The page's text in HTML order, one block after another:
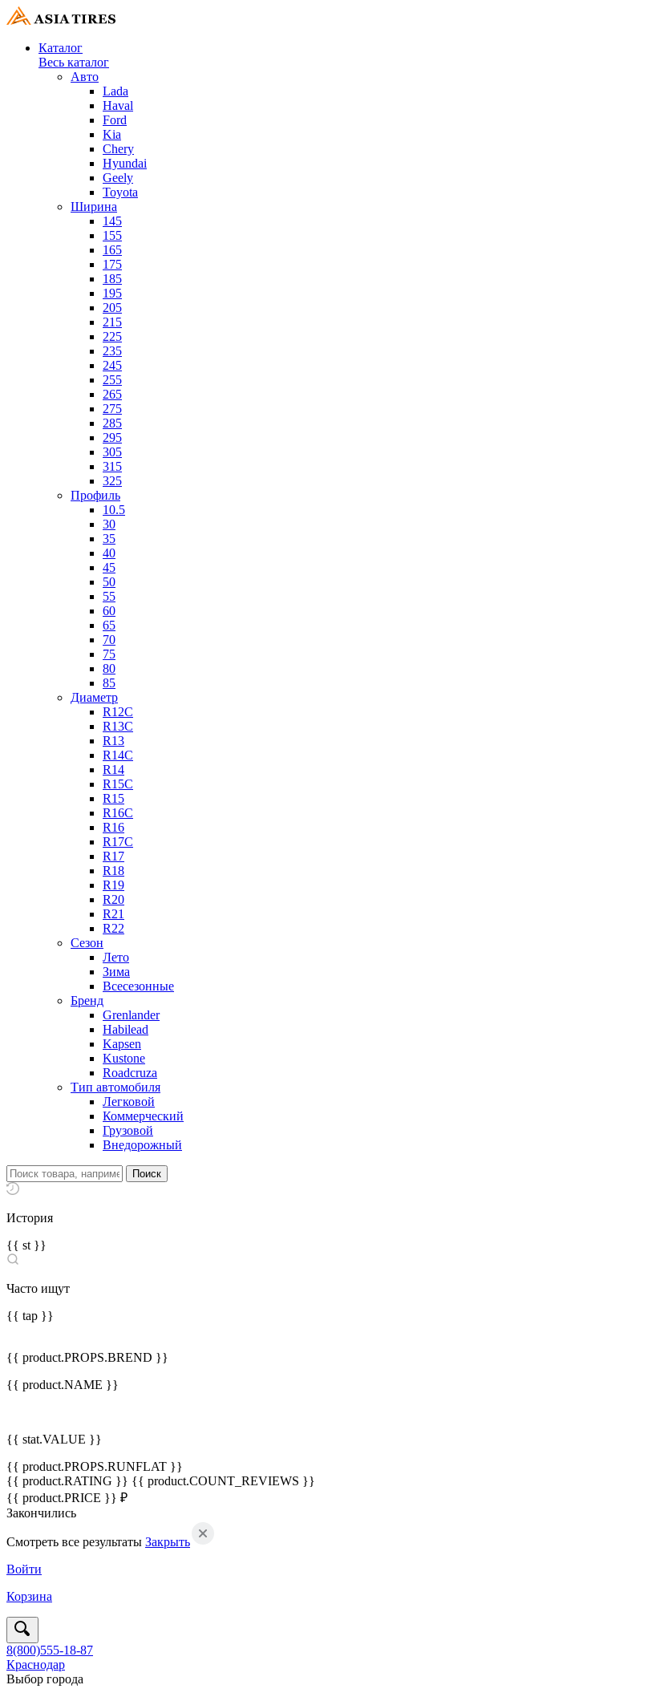
Каталог
Весь каталог
Авто
Lada
Haval
Ford
Kia
Chery
Hyundai
Geely
Toyota
Ширина
145
155
165
175
185
195
205
215
225
235
245
255
265
275
285
295
305
315
325
Профиль
10.5
30
35
40
45
50
55
60
65
70
75
80
85
Диаметр
R12C
R13C
R13
R14C
R14
R15C
R15
R16C
R16
R17C
R17
R18
R19
R20
R21
R22
Сезон
Лето
Зима
Всесезонные
Бренд
Grenlander
Habilead
Kapsen
Kustone
Roadcruza
Тип автомобиля
Легковой
Коммерческий
Грузовой
Внедорожный
История
{{ st }}
Часто ищут
{{ tap }}
{{ product.PROPS.BREND }}
{{ product.NAME }}
{{ stat.VALUE }}
{{ product.PROPS.RUNFLAT }}
{{ product.RATING }} {{ product.COUNT_REVIEWS }}
{{ product.PRICE }} ₽
Закончились
Смотреть все результаты Закрыть
Войти
Корзина
8(800)555-18-87
Краснодар
Выбор города